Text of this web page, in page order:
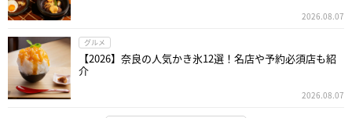
2026.08.07
グルメ
【2026】奈良の人気かき氷12選！名店や予約必須店も紹
介
2026.08.07